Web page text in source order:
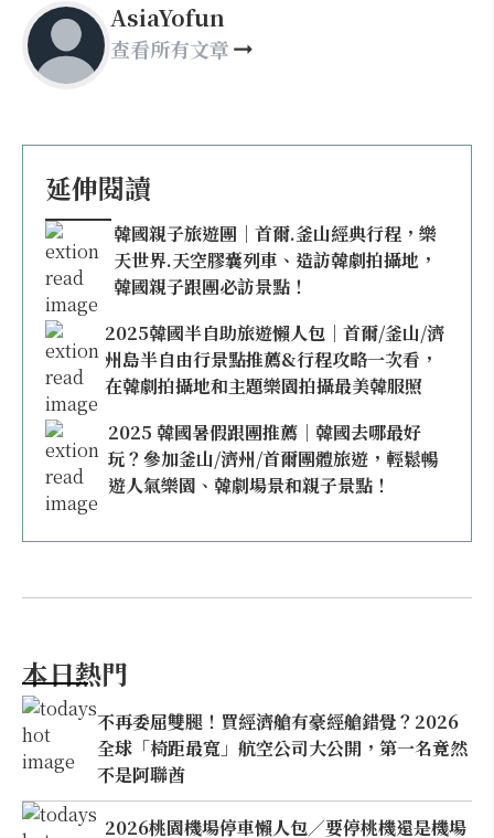
AsiaYofun
查看所有文章
延伸閱讀
韓國親子旅遊團｜首爾.釜山經典行程，樂
天世界.天空膠囊列車、造訪韓劇拍攝地，
韓國親子跟團必訪景點！
2025韓國半自助旅遊懶人包｜首爾/釜山/濟
州島半自由行景點推薦&行程攻略一次看，
在韓劇拍攝地和主題樂園拍攝最美韓服照
2025 韓國暑假跟團推薦｜韓國去哪最好
玩？參加釜山/濟州/首爾團體旅遊，輕鬆暢
遊人氣樂園、韓劇場景和親子景點！
本日熱門
不再委屈雙腿！買經濟艙有豪經艙錯覺？2026
全球「椅距最寬」航空公司大公開，第一名竟然
不是阿聯酋
2026桃園機場停車懶人包／要停桃機還是機場